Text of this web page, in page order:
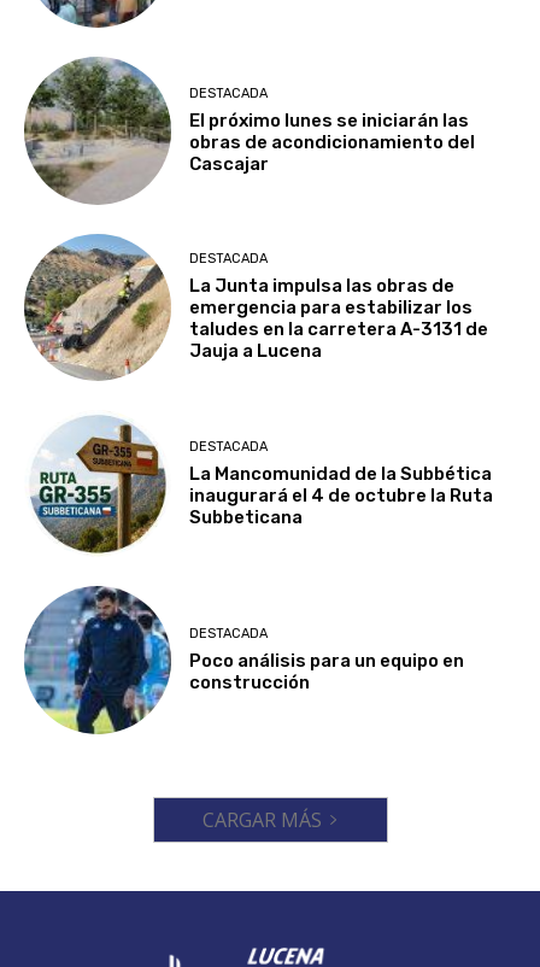
DESTACADA
El próximo lunes se iniciarán las
obras de acondicionamiento del
Cascajar
DESTACADA
La Junta impulsa las obras de
emergencia para estabilizar los
taludes en la carretera A-3131 de
Jauja a Lucena
DESTACADA
La Mancomunidad de la Subbética
inaugurará el 4 de octubre la Ruta
Subbeticana
DESTACADA
Poco análisis para un equipo en
construcción
CARGAR MÁS